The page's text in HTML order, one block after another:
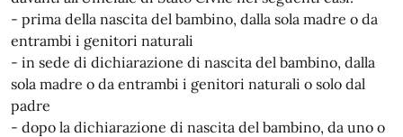
- prima della nascita del bambino, dalla sola madre o da
entrambi i genitori naturali
- in sede di dichiarazione di nascita del bambino, dalla
sola madre o da entrambi i genitori naturali o solo dal
padre
- dopo la dichiarazione di nascita del bambino, da uno o